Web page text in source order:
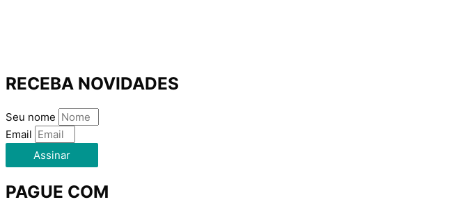
RECEBA NOVIDADES
Seu nome
Email
Assinar
PAGUE COM